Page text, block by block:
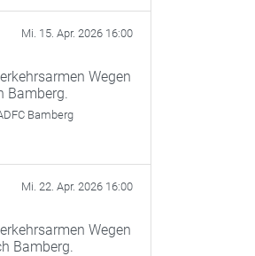
Mi. 15. Apr. 2026 16:00
Wegen
Bamberg.
Bamberg
Mi. 22. Apr. 2026 16:00
Wegen
Bamberg.